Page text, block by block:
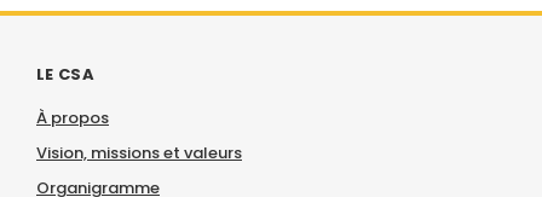
LE CSA
À propos
Vision, missions et valeurs
Organigramme